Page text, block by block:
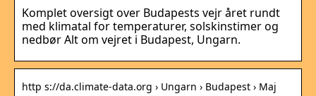
Komplet oversigt over Budapests vejr året rundt
med klimatal for temperaturer, solskinstimer og
nedbør Alt om vejret i Budapest, Ungarn.
http s://da.climate-data.org › Ungarn › Budapest › Maj